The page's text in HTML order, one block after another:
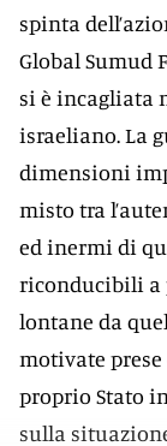
spinta
Global Sumud
si è incagliata
israeliano. La
dimensioni
misto tra
ed inermi di
riconducibili a
lontane da
motivate
proprio Stato
sulla